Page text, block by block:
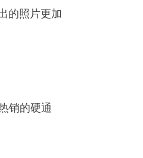
的照片更加
销的硬通